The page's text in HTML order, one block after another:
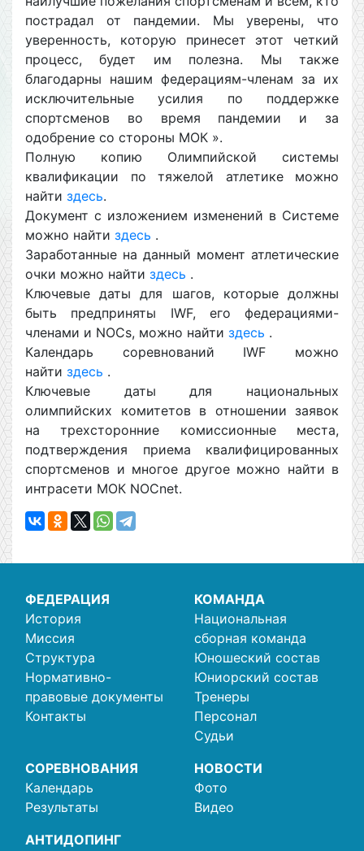
пострадал от пандемии. Мы уверены, что
уверенность, которую принесет этот четкий
процесс, будет им полезна. Мы также
благодарны нашим федерациям-членам за их
исключительные усилия по поддержке
спортсменов во время пандемии и за
одобрение со стороны МОК ».
Полную копию Олимпийской системы
квалификации по тяжелой атлетике можно
найти здесь.
Документ с изложением изменений в Системе
можно найти здесь .
Заработанные на данный момент атлетические
очки можно найти здесь .
Ключевые даты для шагов, которые должны
быть предприняты IWF, его федерациями-
членами и NOCs, можно найти здесь .
Календарь соревнований IWF можно
найти здесь .
Ключевые даты для национальных
олимпийских комитетов в отношении заявок
на трехсторонние комиссионные места,
подтверждения приема квалифицированных
спортсменов и многое другое можно найти в
интрасети МОК NOCnet.
ФЕДЕРАЦИЯ
История
Миссия
Структура
Нормативно-
правовые документы
Контакты
КОМАНДА
Национальная
сборная команда
Юношеский состав
Юниорский состав
Тренеры
Персонал
Судьи
СОРЕВНОВАНИЯ
Календарь
Результаты
НОВОСТИ
Фото
Видео
АНТИДОПИНГ